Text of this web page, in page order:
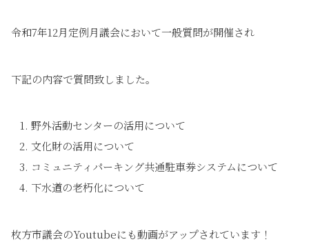
令和7年12月定例月議会において一般質問が開催され
下記の内容で質問致しました。
野外活動センターの活用について
文化財の活用について
コミュニティパーキング共通駐車券システムについて
下水道の老朽化について
枚方市議会のYoutubeにも動画がアップされています！